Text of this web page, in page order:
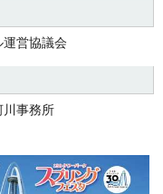
運営協議会
川事務所